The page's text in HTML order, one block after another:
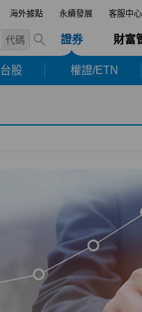
海外據點 永續發展 客服中心
代碼 證券 財富
台股 權證/ETN